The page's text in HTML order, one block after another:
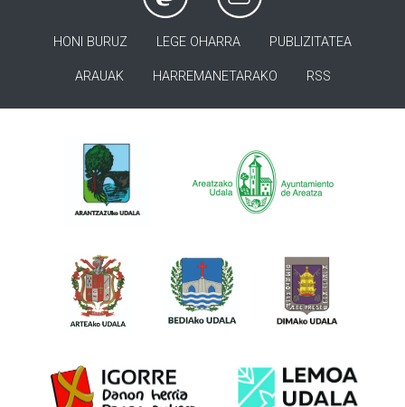
HONI BURUZ LEGE OHARRA PUBLIZITATEA
ARAUAK HARREMANETARAKO RSS